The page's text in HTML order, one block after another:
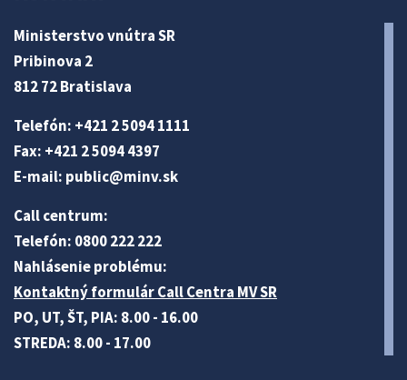
Ministerstvo vnútra SR
Pribinova 2
812 72 Bratislava
Telefón: +421 2 5094 1111
Fax: +421 2 5094 4397
E-mail: public@minv.sk
Call centrum:
Telefón: 0800 222 222
Nahlásenie problému:
Kontaktný formulár Call Centra MV SR
PO, UT, ŠT, PIA: 8.00 - 16.00
STREDA: 8.00 - 17.00